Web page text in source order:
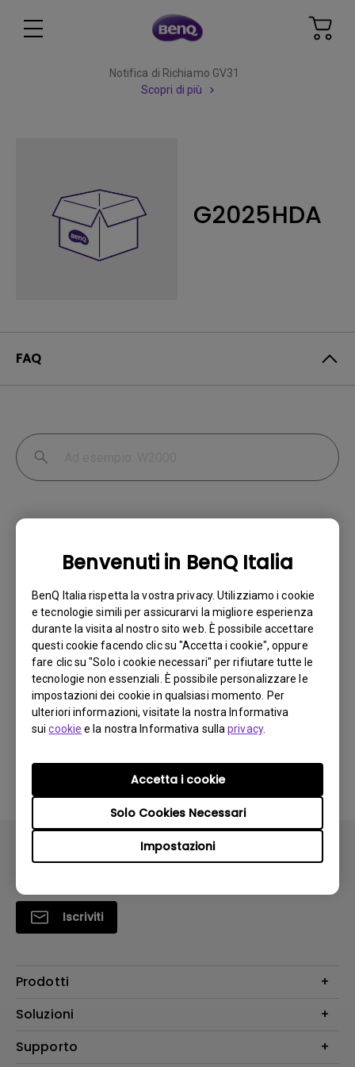
Benvenuti in BenQ Italia
BenQ Italia rispetta la vostra privacy. Utilizziamo i cookie
e tecnologie simili per assicurarvi la migliore esperienza
durante la visita al nostro sito web. È possibile accettare
questi cookie facendo clic su "Accetta i cookie", oppure
fare clic su "Solo i cookie necessari" per rifiutare tutte le
tecnologie non essenziali. È possibile personalizzare le
impostazioni dei cookie in qualsiasi momento. Per
ulteriori informazioni, visitate la nostra Informativa
suicookie e la nostra Informativa sullaprivacy.
Impostazioni
Solo Cookies Necessari
Accetta i cookie
Notifica di Richiamo GV31
Scopri di più
G2025HDA
FAQ
automaticamente il segnale d'ingresso?
Ho acquistato un monitor BenQ e ho
cercato di collegarlo al mio notebook con
un cavo HDMI, ma continuo ad avere il
messaggio "No Cable Connected" sul
monitor. Come posso risolvere questo
Iscriviti
Prodotti
Videoproiettori
Illuminazione
Soluzioni
Education/Formazione
Supporto